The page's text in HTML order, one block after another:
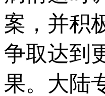
案，并积
争取达到
果。大陆